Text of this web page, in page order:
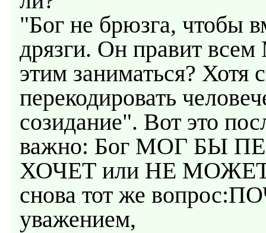
"Бог не брюзга, чтобы
дрязги. Он правит
этим заниматься?
перекодировать
созидание". Вот это
важно: Бог МОГ БЫ
ХОЧЕТ или НЕ МОЖЕТ?
снова тот же
уважением,